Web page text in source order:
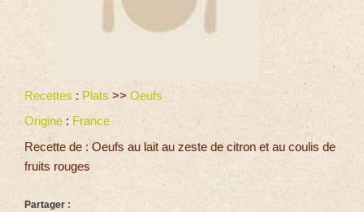
Recettes : Plats >> Oeufs
Origine : France
Recette de : Oeufs au lait au zeste de citron et au coulis de
fruits rouges
Partager :